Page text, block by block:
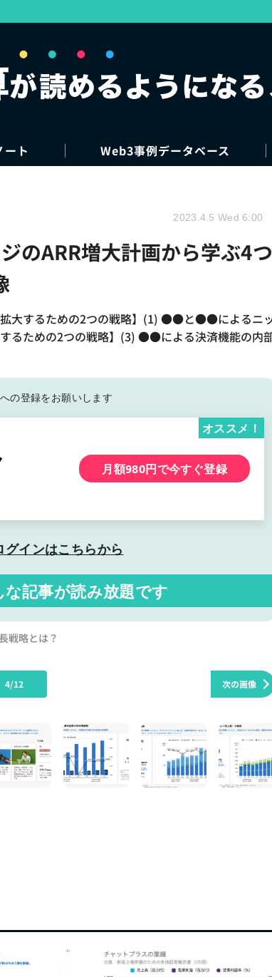
ト Web3事例データベース
のARR増大計画から学ぶ4つ
拡大するための2つの戦略】(1) ●●と●●によるニ
ための2つの戦略】(3) ●●による決済機能の内
2023.4.5 Wed 6:00
の登録をお願いします
オススメ！
月額980円で今すぐ登録
グインはこちらから
な記事が読み放題です
戦略とは？
次の画像
4/12